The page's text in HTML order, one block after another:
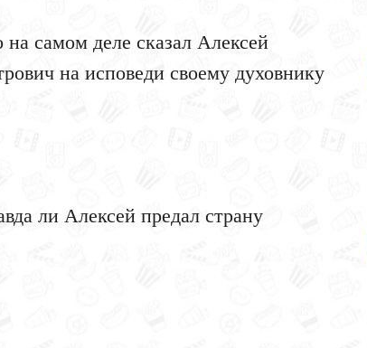
на самом деле сказал Алексей
на исповеди своему духовнику
ли Алексей предал страну